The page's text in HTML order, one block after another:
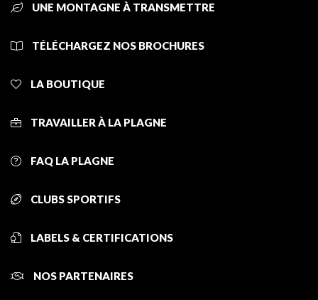
UNE MONTAGNE À TRANSMETTRE
TÉLÉCHARGEZ NOS BROCHURES
LA BOUTIQUE
TRAVAILLER À LA PLAGNE
FAQ LA PLAGNE
CLUBS SPORTIFS
LABELS & CERTIFICATIONS
NOS PARTENAIRES